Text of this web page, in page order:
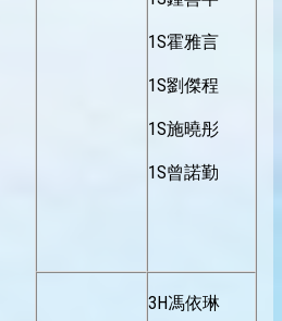
1S霍雅言
1S劉傑程
1S施曉彤
1S曾諾勤
3H馮依琳